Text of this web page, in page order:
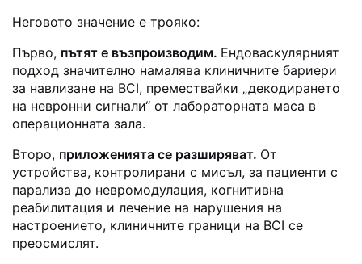
Неговото значение е трояко:
Първо, пътят е възпроизводим. Ендоваскулярният
подход значително намалява клиничните бариери
за навлизане на BCI, премествайки „декодирането
на невронни сигнали“ от лабораторната маса в
операционната зала.
Второ, приложенията се разширяват. От
устройства, контролирани с мисъл, за пациенти с
парализа до невромодулация, когнитивна
реабилитация и лечение на нарушения на
настроението, клиничните граници на BCI се
преосмислят.